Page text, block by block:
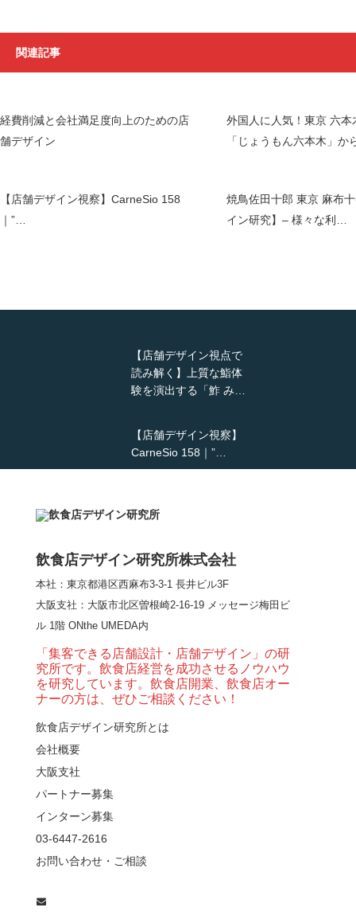
関連記事
経費削減と会社満足度向上のための店
舗デザイン
外国人に人気！東京 六本
「じょうもん六本木」
【店舗デザイン視察】CarneSio 158
｜”…
焼鳥佐田十郎 東京 麻布
イン研究】– 様々な利…
【店舗デザイン視点で
読み解く】上質な鮨体
験を演出する「鮓 み…
【店舗デザイン視察】
CarneSio 158｜”…
【熊の鳥焼き】囲炉裏
とライブ感を両立した
和モダン串揚げ店。
「…
【Queux Norme（クゥ
ノルム）】女子会にお
薦めな&…
な店舗デザイン
飲食店デザイン研究所株式会社
本社：東京都港区西麻布3-3-1 長井ビル3F
大阪支社 ：大阪市北区曽根崎2-16-19 メッセージ梅田ビ
ル 1階 ONthe UMEDA内
「集客できる店舗設計・店舗デザイン」の研
究所です。飲食店経営を成功させるノウハウ
を研究しています。飲食店開業、飲食店オー
ナーの方は、ぜひご相談ください！
飲食店デザイン研究所とは
会社概要
大阪支社
パートナー募集
インターン募集
03-6447-2616
お問い合わせ・ご相談